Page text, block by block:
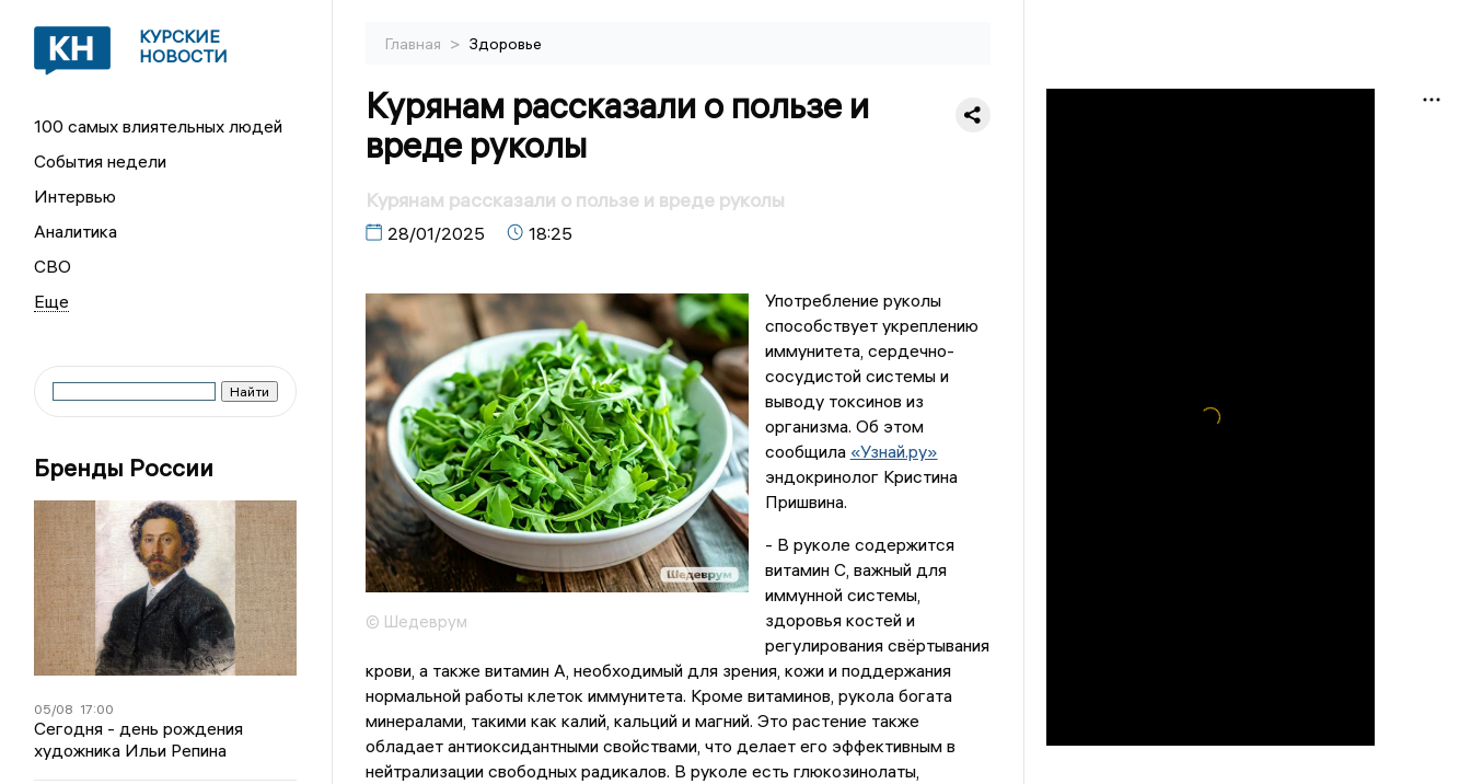
КУРСКИЕ
НОВОСТИ
100 самых влиятельных людей
События недели
Интервью
Аналитика
СВО
Бренды России
05/08 17:00
Сегодня - день рождения
художника Ильи Репина
Главная > Здоровье
Курянам рассказали о пользе и
вреде руколы
Курянам рассказали о пользе и вреде руколы
28/01/2025 18:25
© Шедеврум
Употребление руколы
способствует укреплению
иммунитета, сердечно-
сосудистой системы и
выводу токсинов из
организма. Об этом
сообщила «Узнай.ру»
эндокринолог Кристина
Пришвина.
- В руколе содержится
витамин C, важный для
иммунной системы,
здоровья костей и
регулирования свёртывания
крови, а также витамин A, необходимый для зрения, кожи и поддержания
нормальной работы клеток иммунитета. Кроме витаминов, рукола богата
минералами, такими как калий, кальций и магний. Это растение также
обладает антиоксидантными свойствами, что делает его эффективным в
нейтрализации свободных радикалов. В руколе есть глюкозинолаты,